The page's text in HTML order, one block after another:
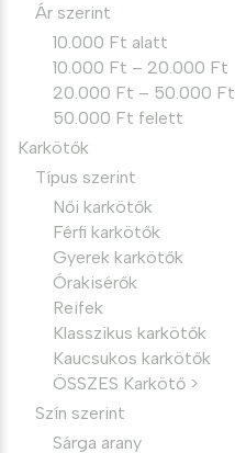
Ár szerint
10.000 Ft alatt
10.000 Ft – 20.000 Ft
20.000 Ft – 50.000 Ft
50.000 Ft felett
Karkötők
Típus szerint
Női karkötők
Férfi karkötők
Gyerek karkötők
Órakisérők
Reifek
Klasszikus karkötők
Kaucsukos karkötők
ÖSSZES Karkötő >
Szín szerint
Sárga arany